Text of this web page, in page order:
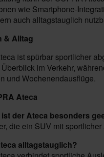
wie Smartphone-
auch alltagstauglich
& Alltag
ist spürbar sportlicher
im Verkehr,
und Wochenendausflüge.
Ateca
der Ateca besonders
die ein SUV mit
alltagstauglich?